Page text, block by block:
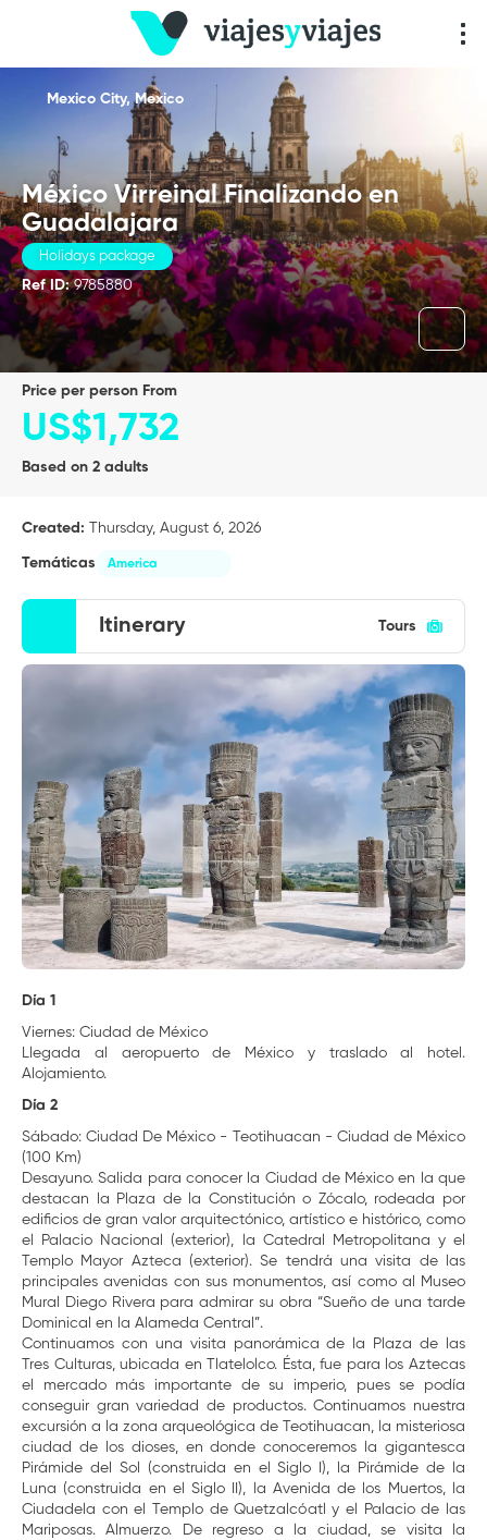
México Virreinal Finalizando en
Guadalajara
Holidays package
Ref ID:9785880
Mexico City, Mexico
price per person From
US$1,732
Based on 2 adults
Created: Thursday, August 6, 2026
Temáticas America
Itinerary Tours
Día 1
Viernes: Ciudad de México
Llegada al aeropuerto de México y traslado al hotel.
Alojamiento.
Día 2
Sábado: Ciudad De México - Teotihuacan - Ciudad de México
(100 Km)
Desayuno. Salida para conocer la Ciudad de México en la que
destacan la Plaza de la Constitución o Zócalo, rodeada por
edificios de gran valor arquitectónico, artístico e histórico, como
el Palacio Nacional (exterior), la Catedral Metropolitana y el
Templo Mayor Azteca (exterior). Se tendrá una visita de las
principales avenidas con sus monumentos, así como al Museo
Mural Diego Rivera para admirar su obra “Sueño de una tarde
Dominical en la Alameda Central”.
Continuamos con una visita panorámica de la Plaza de las
Tres Culturas, ubicada en Tlatelolco. Ésta, fue para los Aztecas
el mercado más importante de su imperio, pues se podía
conseguir gran variedad de productos. Continuamos nuestra
excursión a la zona arqueológica de Teotihuacan, la misteriosa
ciudad de los dioses, en donde conoceremos la gigantesca
Pirámide del Sol (construida en el Siglo I), la Pirámide de la
Luna (construida en el Siglo II), la Avenida de los Muertos, la
Ciudadela con el Templo de Quetzalcóatl y el Palacio de las
Mariposas. Almuerzo. De regreso a la ciudad, se visita la